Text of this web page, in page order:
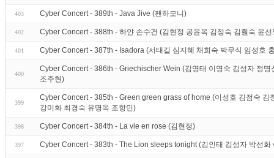
403 Cyber Concert - 389th - Java Jive (팬하모니)
402 Cyber Concert - 388th - 하얀 손수건 (김현정 공윤옥 김정숙 김훤숙 윤
401 Cyber Concert - 387th - Isadora (서태길 심지혜 채희숙 박무식 임성호
400
Cyber Concert - 386th - Griechischer Wein (김영태 이영숙 김성자 정명
조주현)
399
Cyber Concert - 385th - Green green grass of home (이성호 김점숙 김
강미화 최경숙 유명옥 조항민)
398 Cyber Concert - 384th - La vie en rose (김현정)
397 Cyber Concert - 383th - The Lion sleeps tonight (김인태 김성자 박선화